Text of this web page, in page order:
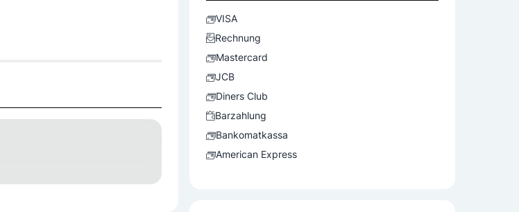
VISA
Rechnung
Mastercard
JCB
Diners Club
Barzahlung
Bankomatkassa
American Express